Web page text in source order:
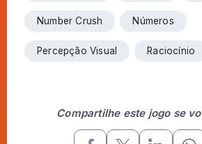
Number Crush Números
Percepção Visual Raciocínio
Compartilhe este jogo se